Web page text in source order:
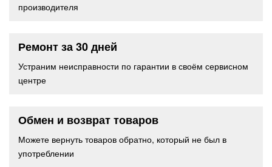
производителя
Ремонт за 30 дней
Устраним неисправности по гарантии в своём сервисном
центре
Обмен и возврат товаров
Можете вернуть товаров обратно, который не был в
употреблении